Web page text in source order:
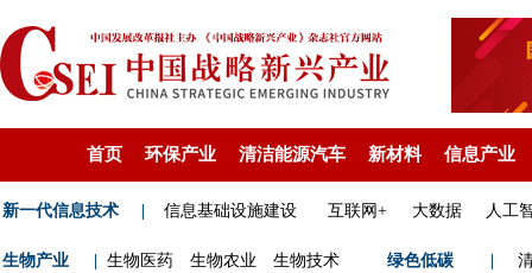
首页 环保产业 清洁能源汽车 新材料 信息产业
新一代信息技术 信息基础设施建设 互联网+ 大数据 人工
生物产业 生物医药 生物农业 生物技术 绿色低碳